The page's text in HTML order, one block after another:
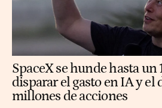
SpaceX se hunde hasta un
disparar el gasto en IA y el
millones de acciones